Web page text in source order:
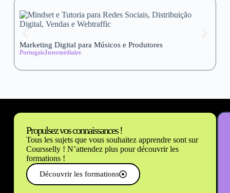
Marketing Digital para Músicos e Produtores
PortugaisIntermédiaire
Propulsez vos connaissances !
Tous les sujets que vous souhaitez apprendre sont sur
Coursselly ! N’attendez plus pour découvrir les
formations !
Découvrir les formations